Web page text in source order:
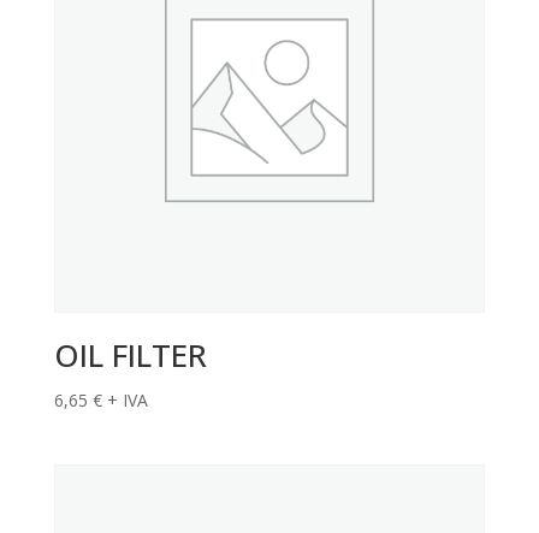
OIL FILTER
6,65 € + IVA